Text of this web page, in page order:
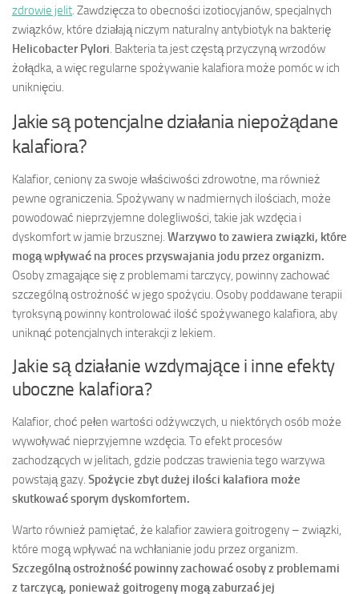
zdrowie jelit. Zawdzięcza to obecności izotiocyjanów, specjalnych
związków, które działają niczym naturalny antybiotyk na bakterię
Helicobacter Pylori. Bakteria ta jest częstą przyczyną wrzodów
żołądka, a więc regularne spożywanie kalafiora może pomóc w ich
uniknięciu.
Jakie są potencjalne działania niepożądane
kalafiora?
Kalafior, ceniony za swoje właściwości zdrowotne, ma również
pewne ograniczenia. Spożywany w nadmiernych ilościach, może
powodować nieprzyjemne dolegliwości, takie jak wzdęcia i
dyskomfort w jamie brzusznej. Warzywo to zawiera związki, które
mogą wpływać na proces przyswajania jodu przez organizm.
Osoby zmagające się z problemami tarczycy, powinny zachować
szczególną ostrożność w jego spożyciu. Osoby poddawane terapii
tyroksyną powinny kontrolować ilość spożywanego kalafiora, aby
uniknąć potencjalnych interakcji z lekiem.
Jakie są działanie wzdymające i inne efekty
uboczne kalafiora?
Kalafior, choć pełen wartości odżywczych, u niektórych osób może
wywoływać nieprzyjemne wzdęcia. To efekt procesów
zachodzących w jelitach, gdzie podczas trawienia tego warzywa
powstają gazy. Spożycie zbyt dużej ilości kalafiora może
skutkować sporym dyskomfortem.
Warto również pamiętać, że kalafior zawiera goitrogeny – związki,
które mogą wpływać na wchłanianie jodu przez organizm.
Szczególną ostrożność powinny zachować osoby z problemami
z tarczycą, ponieważ goitrogeny mogą zaburzać jej